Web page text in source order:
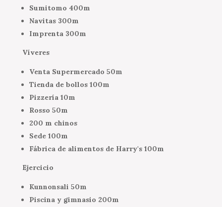
Sumitomo 400m
Navitas 300m
Imprenta 300m
Víveres
Venta Supermercado 50m
Tienda de bollos 100m
Pizzería 10m
Rosso 50m
200 m chinos
Sede 100m
Fábrica de alimentos de Harry's 100m
Ejercicio
Kunnonsali 50m
Piscina y gimnasio 200m